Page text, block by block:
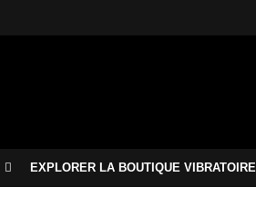
EXPLORER LA BOUTIQUE VIBRATOIRE